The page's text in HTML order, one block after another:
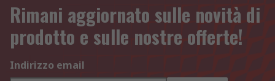
Rimani aggiornato sulle novità di
prodotto e sulle nostre offerte!
Indirizzo email